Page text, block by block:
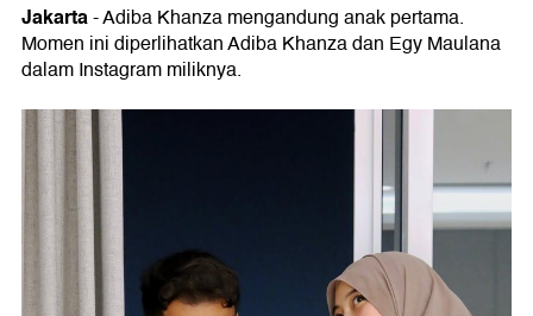
Jakarta- Adiba Khanza mengandung anak pertama.
Momen ini diperlihatkan Adiba Khanza dan Egy Maulana
dalam Instagram miliknya.